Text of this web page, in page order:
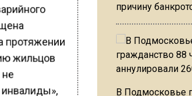
протяжении
жильцов
причину
В Подмосковье